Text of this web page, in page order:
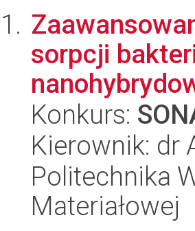
sorpcji
Konkurs:
Kierownik: dr
Politechnika
Materiałowej